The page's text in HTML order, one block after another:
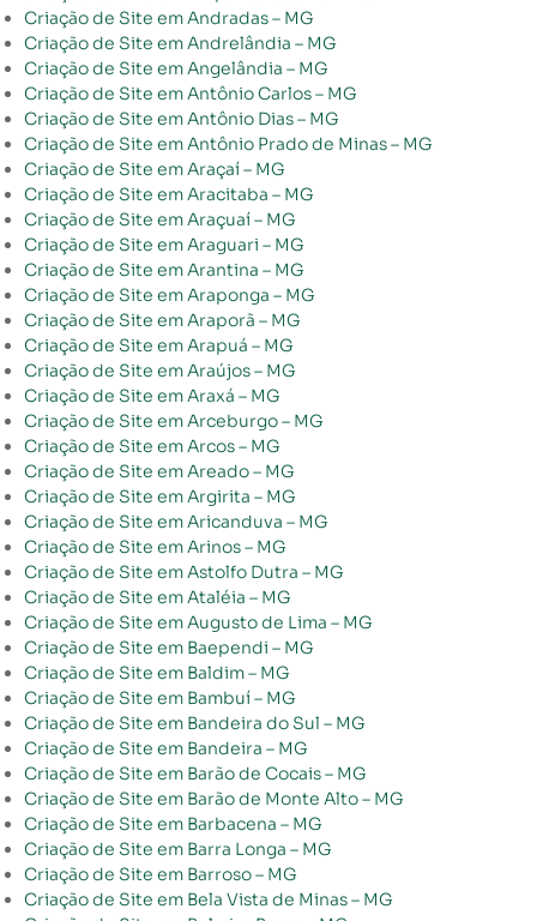
Criação de Site em Andradas – MG
Criação de Site em Andrelândia – MG
Criação de Site em Angelândia – MG
Criação de Site em Antônio Carlos – MG
Criação de Site em Antônio Dias – MG
Criação de Site em Antônio Prado de Minas – MG
Criação de Site em Araçaí – MG
Criação de Site em Aracitaba – MG
Criação de Site em Araçuaí – MG
Criação de Site em Araguari – MG
Criação de Site em Arantina – MG
Criação de Site em Araponga – MG
Criação de Site em Araporã – MG
Criação de Site em Arapuá – MG
Criação de Site em Araújos – MG
Criação de Site em Araxá – MG
Criação de Site em Arceburgo – MG
Criação de Site em Arcos – MG
Criação de Site em Areado – MG
Criação de Site em Argirita – MG
Criação de Site em Aricanduva – MG
Criação de Site em Arinos – MG
Criação de Site em Astolfo Dutra – MG
Criação de Site em Ataléia – MG
Criação de Site em Augusto de Lima – MG
Criação de Site em Baependi – MG
Criação de Site em Baldim – MG
Criação de Site em Bambuí – MG
Criação de Site em Bandeira do Sul – MG
Criação de Site em Bandeira – MG
Criação de Site em Barão de Cocais – MG
Criação de Site em Barão de Monte Alto – MG
Criação de Site em Barbacena – MG
Criação de Site em Barra Longa – MG
Criação de Site em Barroso – MG
Criação de Site em Bela Vista de Minas – MG